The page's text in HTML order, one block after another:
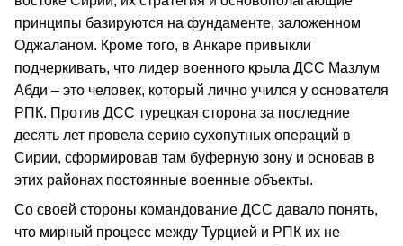
принципы базируются на фундаменте, заложенном
Оджаланом. Кроме того, в Анкаре привыкли
подчеркивать, что лидер военного крыла ДСС Мазлум
Абди – это человек, который лично учился у основателя
РПК. Против ДСС турецкая сторона за последние
десять лет провела серию сухопутных операций в
Сирии, сформировав там буферную зону и основав в
этих районах постоянные военные объекты.
Со своей стороны командование ДСС давало понять,
что мирный процесс между Турцией и РПК их не